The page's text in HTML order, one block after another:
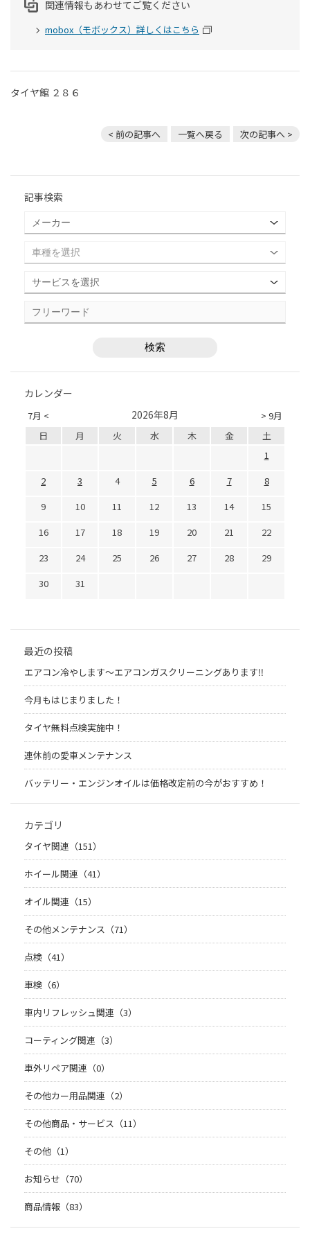
関連情報もあわせてご覧ください
mobox（モボックス）詳しくはこちら
タイヤ館 ２８６
< 前の記事へ 一覧へ戻る 次の記事へ >
記事検索
カレンダー
7月 < > 9月
2026年8月
日 月 火 水 木 金
土
1
2
3 4 5 6 7
8
9
10 11 12 13 14
15
16
17 18 19 20 21
22
23
24 25 26 27 28
29
30
31
最近の投稿
エアコン冷やします〜エアコンガスクリーニングあります‼︎
今月もはじまりました！
タイヤ無料点検実施中！
連休前の愛車メンテナンス
バッテリー・エンジンオイルは価格改定前の今がおすすめ！
カテゴリ
タイヤ関連（151）
ホイール関連（41）
オイル関連（15）
その他メンテナンス（71）
点検（41）
車検（6）
車内リフレッシュ関連（3）
コーティング関連（3）
車外リペア関連（0）
その他カー用品関連（2）
その他商品・サービス（11）
その他（1）
お知らせ（70）
商品情報（83）